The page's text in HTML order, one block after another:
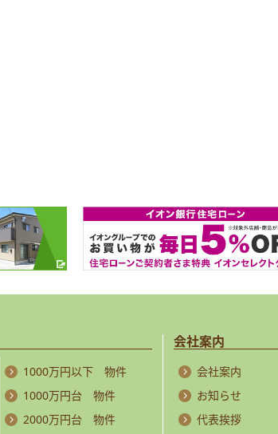
1000万円以下 物件
1000万円台 物件
2000万円台 物件
会社案内
会社案内
お知らせ
代表挨拶